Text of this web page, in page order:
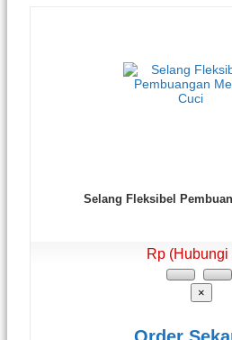
Selang Fleksibel
Rp (Hubungi
×